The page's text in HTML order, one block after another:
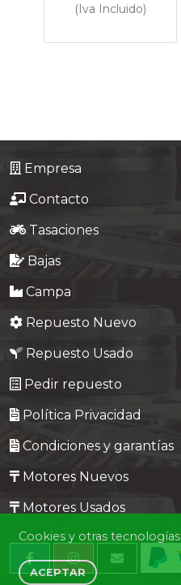
(Iva Incluido)
Empresa
Contacto
Tasaciones
Bajas
Campa
Repuesto Nuevo
Repuesto Usado
Pedir repuesto
Política Privacidad
Condiciones y garantías
Motores Nuevos
Motores Usados
Cookies y otras tecnologías
ACEPTAR